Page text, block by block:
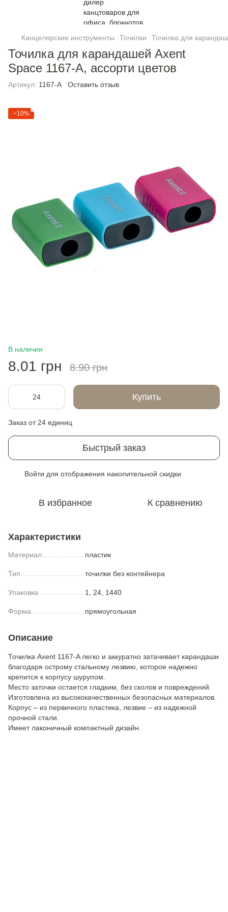
Канцелярские инструменты Точилки Точилка для
Точилка для карандашей Axent
Space 1167-A, ассорти цветов
Артикул: 1167-A Оставить отзыв
−10%
В наличии
8.01 грн 8.90 грн
Купить
Заказ от 24 единиц
Быстрый заказ
Войти для отображения накопительной скидки
В избранное К сравнению
Характеристики
Материал пластик
Тип точилки без контейнера
Упаковка 1, 24, 1440
Форма прямоугольная
Описание
Точилка Axent 1167-A легко и аккуратно затачивает карандаши
благодаря острому стальному лезвию, которое надежно
крепится к корпусу шурупом.
Место заточки остается гладким, без сколов и повреждений.
Изготовлена из высококачественных безопасных материалов.
Корпус – из первичного пластика, лезвие – из надежной
прочной стали.
Имеет лаконичный компактный дизайн.